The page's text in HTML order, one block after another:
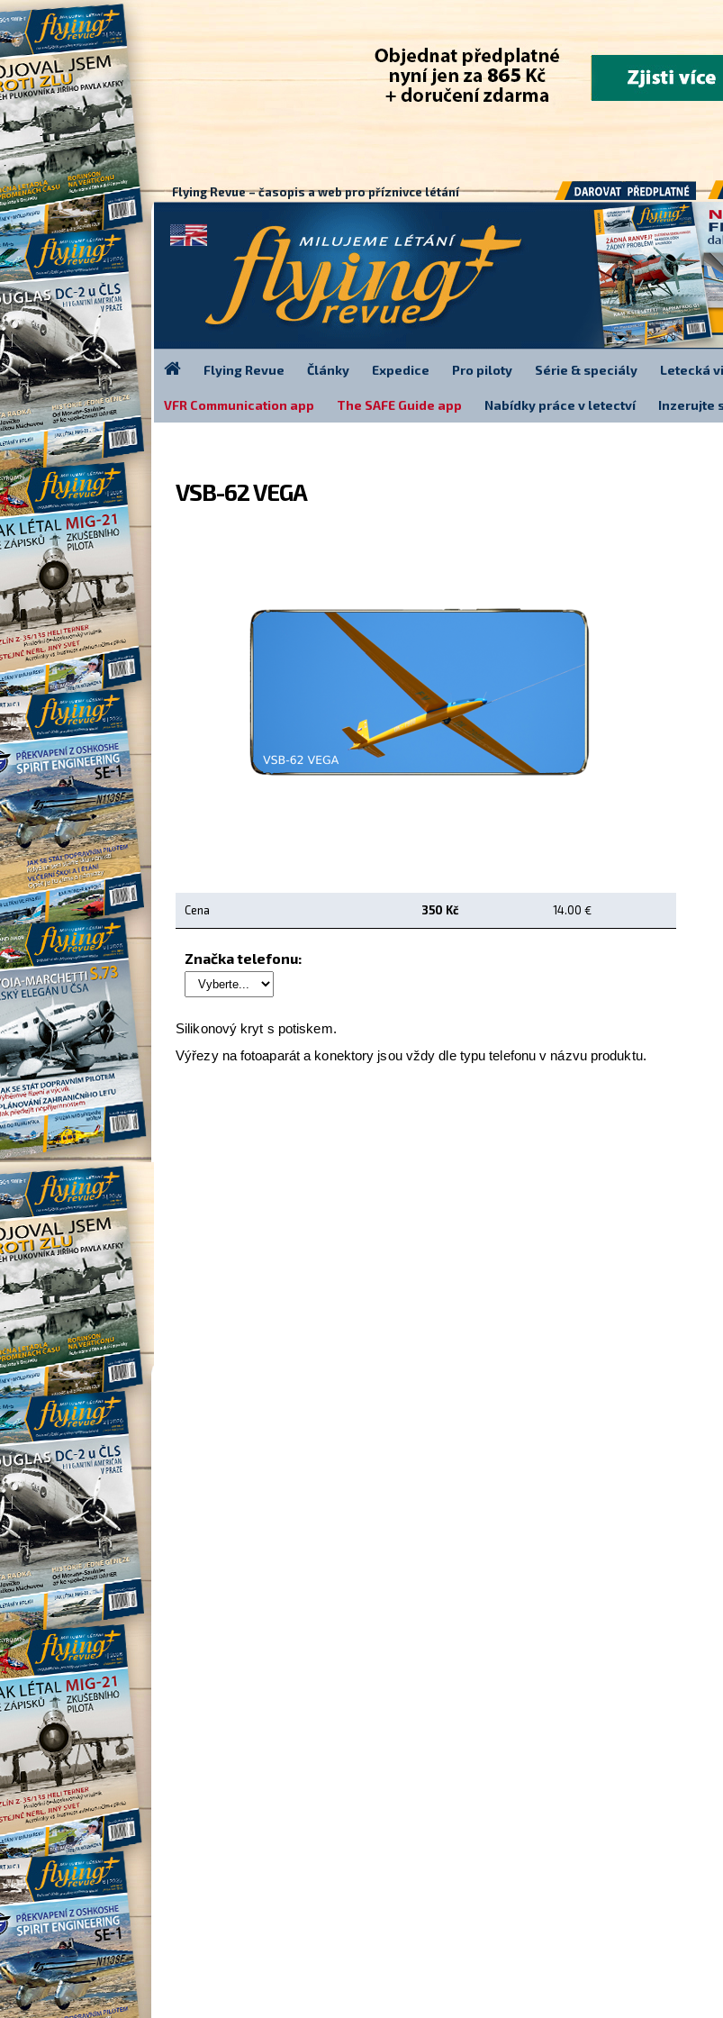
VSB-62 VEGA
Cena 350 Kč 14.00 €
Značka telefonu:
Silikonový kryt s potiskem.
Výřezy na fotoaparát a konektory jsou vždy dle typu telefonu v názvu produktu.
Flying Revue – časopis a web pro příznivce létání
Darovat předplatné
Flying Revue Články Expedice Pro piloty Série & speciály Letecká
VFR Communication app The SAFE Guide app Nabídky práce v letectví Inzerujte